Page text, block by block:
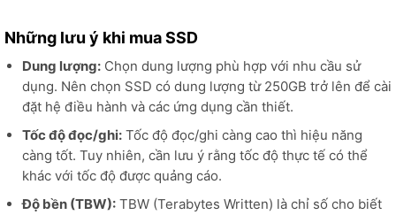
Những lưu ý khi mua SSD
Dung lượng:Chọn dung lượng phù hợp với nhu cầu sử
dụng. Nên chọn SSD có dung lượng từ 250GB trở lên để cài
đặt hệ điều hành và các ứng dụng cần thiết.
Tốc độ đọc/ghi:Tốc độ đọc/ghi càng cao thì hiệu năng
càng tốt. Tuy nhiên, cần lưu ý rằng tốc độ thực tế có thể
khác với tốc độ được quảng cáo.
Độ bền (TBW):TBW (Terabytes Written) là chỉ số cho biết